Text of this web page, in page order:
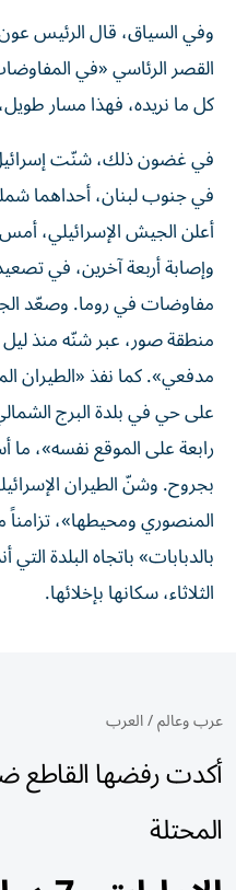
وفي السياق، قال الرئيس
القصر الرئاسي «في
كل ما نريده، فهذا مسار
في غضون ذلك، شنّت إسرائيل
في جنوب لبنان، أحداهما
أعلن الجيش الإسرائيلي،
وإصابة أربعة آخرين، في
مفاوضات في روما. وصعّد
منطقة صور، عبر شنّه منذ
مدفعي». كما نفذ «الطيران
على حي في بلدة البرج
رابعة على الموقع نفسه»،
بجروح. وشنّ الطيران
المنصوري ومحيطها»،
بالدبابات» باتجاه البلدة
الثلاثاء، سكانها بإخلائها.
عرب وعالم/العرب
أكدت رفضها القاطع
المحتلة